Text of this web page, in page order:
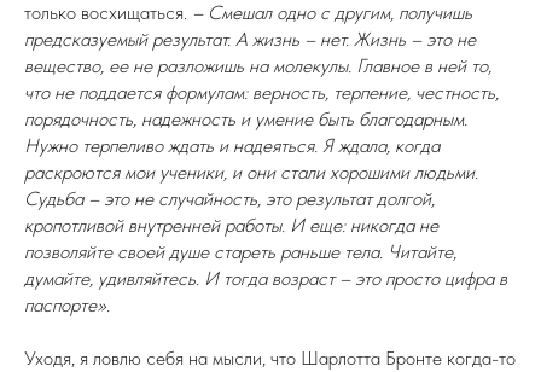
только восхищаться. – Смешал одно с другим, получишь
предсказуемый результат. А жизнь – нет. Жизнь – это не
вещество, ее не разложишь на молекулы. Главное в ней то,
что не поддается формулам: верность, терпение, честность,
порядочность, надежность и умение быть благодарным.
Нужно терпеливо ждать и надеяться. Я ждала, когда
раскроются мои ученики, и они стали хорошими людьми.
Судьба – это не случайность, это результат долгой,
кропотливой внутренней работы. И еще: никогда не
позволяйте своей душе стареть раньше тела. Читайте,
думайте, удивляйтесь. И тогда возраст – это просто цифра в
паспорте».
Уходя, я ловлю себя на мысли, что Шарлотта Бронте когда-то